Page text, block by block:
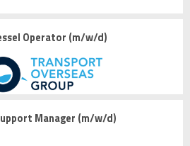
Operator (m/w/d)
Manager (m/w/d)